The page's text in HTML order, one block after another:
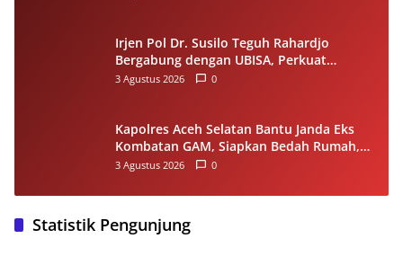
Irjen Pol Dr. Susilo Teguh Rahardjo
Bergabung dengan UBISA, Perkuat
Komitmen Pengembangan Pendidikan
3 Agustus 2026 0
Kapolres Aceh Selatan Bantu Janda Eks
Kombatan GAM, Siapkan Bedah Rumah,
Bantuan Gizi dan Modal Usaha
3 Agustus 2026 0
Statistik Pengunjung